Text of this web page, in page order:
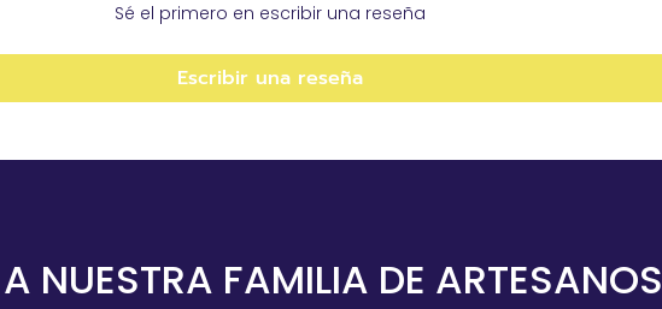
Sé el primero en escribir una reseña
Escribir una reseña
NUESTRA FAMILIA DE ARTESANOS